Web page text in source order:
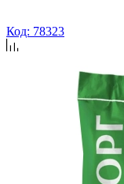
Код: 78323